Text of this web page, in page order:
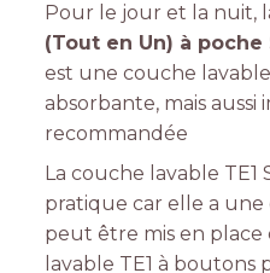
Pour le jour et la nuit,
(Tout en Un) à
est une couche
absorbante, mais
recommandée
La couche lavable TE1
pratique car elle a
peut être mis en place
lavable TE1 à boutons